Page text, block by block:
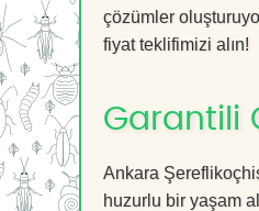
çözümler
fiyat teklifimizi alın!
Garantili
Ankara
huzurlu bir yaşam